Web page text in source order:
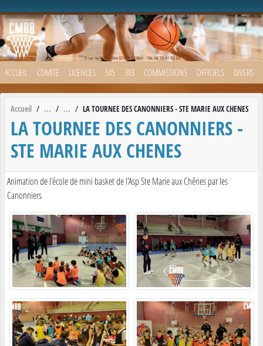
ACCUEIL COMITE LICENCES 5X5 3X3 COMMISSIONS OFFICIELS DIVERS
Accueil LA TOURNEE DES CANONNIERS - STE MARIE AUX CHENES
LA TOURNEE DES CANONNIERS -
STE MARIE AUX CHENES
Animation de l'école de mini basket de l'Asp Ste Marie aux Chênes par les
Canonniers